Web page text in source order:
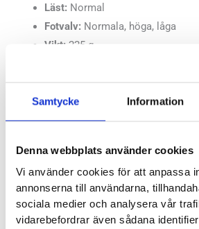
Samtycke Information
Denna webbplats använder cookies
Vi använder cookies för att anpassa
annonserna till användarna,
sociala medier och analysera vår
vidarebefordrar även sådana
Läst: Normal
Fotvalv:Normala, höga, låga
Vikt:225 g
Höjd:Häl 37 mm – Framfot 27
Häl-tå dropp:
10 mm
Mizunos artikelnummer:
Butiker: Stockholm Hornstull,
Stockholm Sickla,Stockholm Storgatan